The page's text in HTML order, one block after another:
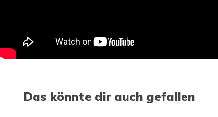
Das könnte dir auch gefallen